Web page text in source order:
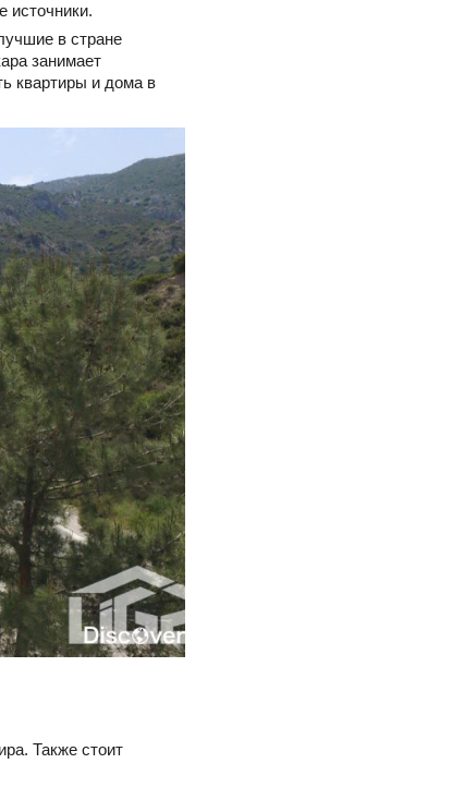
источники.
в стране
занимает
квартиры и дома в
Также стоит